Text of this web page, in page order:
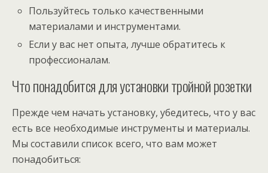
Пользуйтесь только качественными
материалами и инструментами.
Если у вас нет опыта, лучше обратитесь к
профессионалам.
Что понадобится для установки тройной розетки
Прежде чем начать установку, убедитесь, что у вас
есть все необходимые инструменты и материалы.
Мы составили список всего, что вам может
понадобиться: